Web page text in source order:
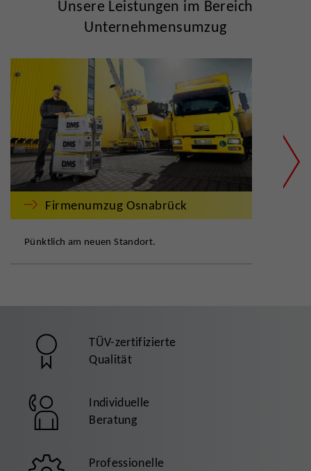
Unsere Leistungen im Bereich
Unternehmensumzug
Firmenumzug Osnabrück
Pünktlich am neuen Standort.
TÜV-zertifizierte
Qualität
Individuelle
Beratung
Professionelle